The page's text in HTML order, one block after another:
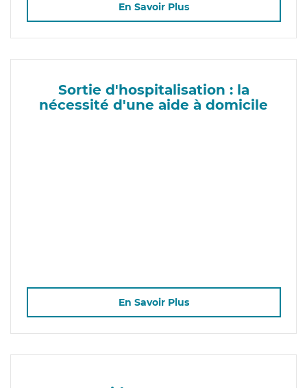
En Savoir Plus
Sortie d'hospitalisation : la
nécessité d'une aide à domicile
En Savoir Plus